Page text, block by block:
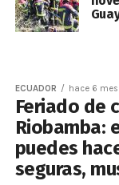
ECUADOR hace 6
Feriado de
Riobamba:
puedes
seguras,